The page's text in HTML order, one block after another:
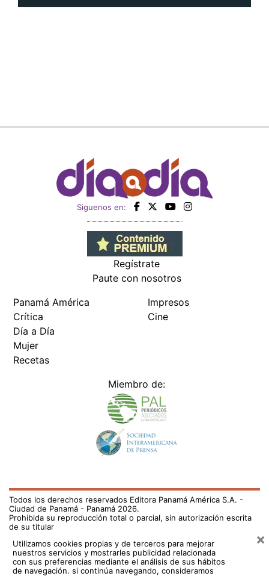
Siguenos en:
Regístrate
Paute con nosotros
Panamá América
Crítica
Día a Día
Mujer
Recetas
Impresos
Cine
Miembro de:
Todos los derechos reservados Editora Panamá América S.A. -
Ciudad de Panamá - Panamá 2026.
Prohibida su reproducción total o parcial, sin autorización escrita
de su titular
Utilizamos cookies propias y de terceros para mejorar
nuestros servicios y mostrarles publicidad relacionada
con sus preferencias mediante el análisis de sus hábitos
de navegación. si continúa navegando, consideramos
×